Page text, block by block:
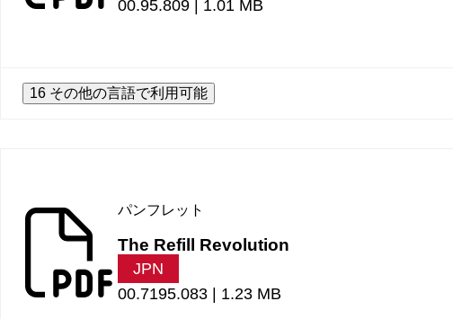
00.95.809 | 1.01 MB
16 その他の言語で利用可能
パンフレット
The Refill Revolution
JPN
00.7195.083 | 1.23 MB